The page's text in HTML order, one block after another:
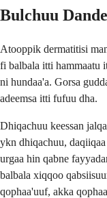
Bulchuu
Atooppik dermatitisi
fi balbala itti hammaatu
ni hundaa'a. Gorsa
adeemsa itti fufuu dha.
Dhiqachuu keessan
ykn dhiqachuu,
urgaa hin qabne
balbala xiqqoo
qophaa'uuf, akka